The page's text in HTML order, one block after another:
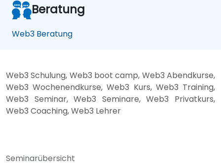
Beratung
Web3 Beratung
Web3 Schulung, Web3 boot camp, Web3 Abendkurse,
Web3 Wochenendkurse, Web3 Kurs, Web3 Training,
Web3 Seminar, Web3 Seminare, Web3 Privatkurs,
Web3 Coaching, Web3 Lehrer
Seminarübersicht